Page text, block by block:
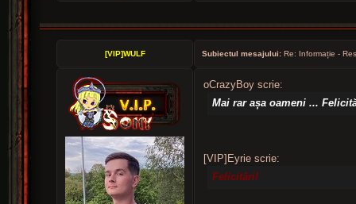
[VIP]WULF Subiectul mesajului: Re: Informație -
oCrazyBoy scrie:
Mai rar așa oameni ...
[VIP]Eyrie scrie:
Felicitări!